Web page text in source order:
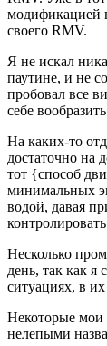
модификацией
своего RMV.
Я не искал
паутине, и не
пробовал все
себе
На каких-то
достаточно на
тот {способ
минимальных
водой, давая
Несколько
день, так как я
ситуациях, в
Некоторые мои
нелепыми